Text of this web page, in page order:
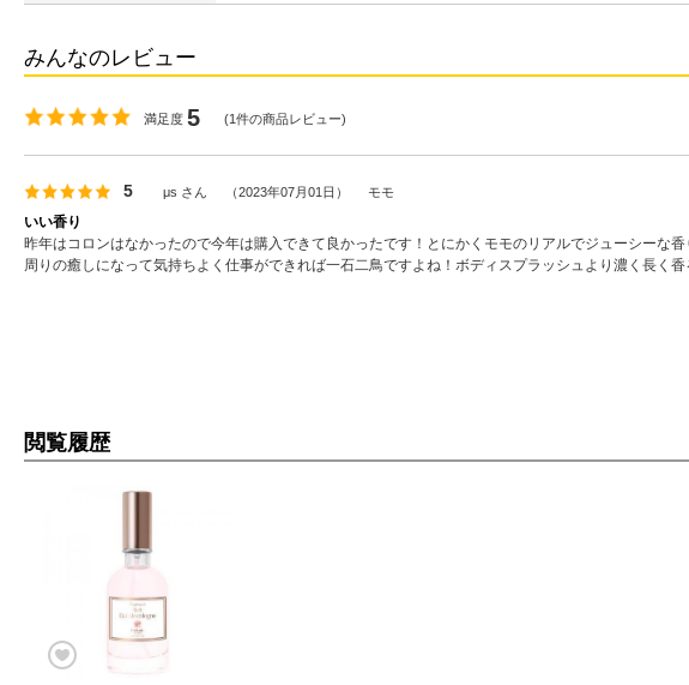
みんなのレビュー
満足度 5 (1件の商品レビュー)
5 μs さん （2023年07月01日 ） モモ
いい香り
昨年はコロンはなかったので今年は購入できて良かったです！とにかくモモのリアルでジューシーな
周りの癒しになって気持ちよく仕事ができれば一石二鳥ですよね！ボディスプラッシュより濃く長く香
閲覧履歴